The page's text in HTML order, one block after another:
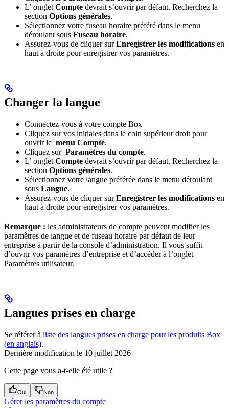
L’ onglet Compte devrait s’ouvrir par défaut. Recherchez la
section Options générales.
Sélectionnez votre fuseau horaire préféré dans le menu
déroulant sous Fuseau horaire.
Assurez-vous de cliquer surEnregistrer les modifications en
haut à droite pour enregistrer vos paramètres.
Changer la langue
Connectez-vous à votre compte Box
Cliquez sur vos initiales dans le coin supérieur droit pour
ouvrir le menu Compte.
Cliquez sur Paramètres du compte.
L’ onglet Compte devrait s’ouvrir par défaut. Recherchez la
section Options générales.
Sélectionnez votre langue préférée dans le menu déroulant
sous Langue.
Assurez-vous de cliquer surEnregistrer les modifications en
haut à droite pour enregistrer vos paramètres.
Remarque : les administrateurs de compte peuvent modifier les
paramètres de langue et de fuseau horaire par défaut de leur
entreprise à partir de la console d’administration. Il vous suffit
d’ouvrir vos paramètres d’entreprise et d’accéder à l’onglet
Paramètres utilisateur.
Langues prises en charge
Se référer à liste des langues prises en charge pour les produits Box
(en anglais).
Dernière modification le 10 juillet 2026
Cette page vous a-t-elle été utile ?
Oui Non
Gérer les paramètres du compte